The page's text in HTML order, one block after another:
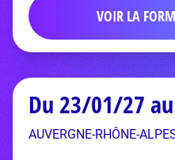
VOIR LA
Du 23/01/27
AUVERGNE-RHÔNE-